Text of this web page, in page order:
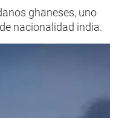
ghaneses, uno
nacionalidad india.